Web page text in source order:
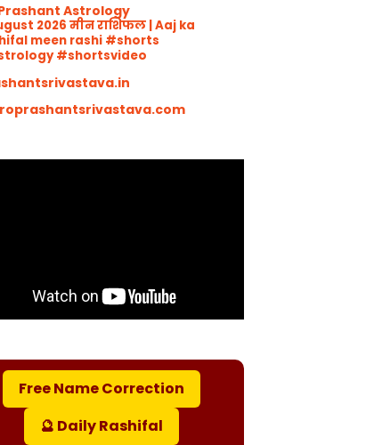
Astrology
2026 मीन राशिफल | Aaj ka
meen rashi #shorts
#shortsvideo
Free Name Correction
🔮 Daily Rashifal